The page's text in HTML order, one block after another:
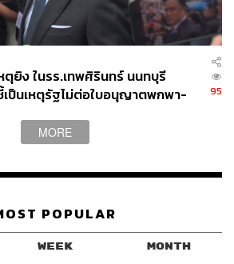
341
ABOUT THE AUTHOR
THE STANDARD TEAM
กองบรรณาธิการ THE STANDARD
ยิง ในรร.เทพศิรินทร์ นนทบุรี
เป็นเหตุรัฐไม่ต่อใบอนุญาตพกพา-
95
MORE
POPULAR
WEEK MONTH